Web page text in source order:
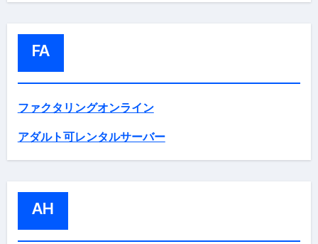
FA
ファクタリングオンライン
アダルト可レンタルサーバー
AH